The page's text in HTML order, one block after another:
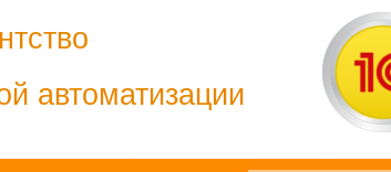
автоматизации